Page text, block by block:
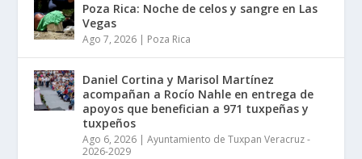
Poza Rica: Noche de celos y sangre en Las
Vegas
Ago 7, 2026 | Poza Rica
Daniel Cortina y Marisol Martínez
acompañan a Rocío Nahle en entrega de
apoyos que benefician a 971 tuxpeñas y
tuxpeños
Ago 6, 2026 |Ayuntamiento de Tuxpan Veracruz -
2026-2029